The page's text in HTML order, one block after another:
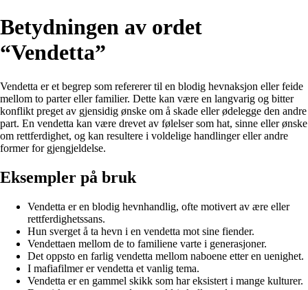
Betydningen av ordet
“Vendetta”
Vendetta er et begrep som refererer til en blodig hevnaksjon eller feide
mellom to parter eller familier. Dette kan være en langvarig og bitter
konflikt preget av gjensidig ønske om å skade eller ødelegge den andre
part. En vendetta kan være drevet av følelser som hat, sinne eller ønske
om rettferdighet, og kan resultere i voldelige handlinger eller andre
former for gjengjeldelse.
Eksempler på bruk
Vendetta er en blodig hevnhandlig, ofte motivert av ære eller
rettferdighetssans.
Hun sverget å ta hevn i en vendetta mot sine fiender.
Vendettaen mellom de to familiene varte i generasjoner.
Det oppsto en farlig vendetta mellom naboene etter en uenighet.
I mafiafilmer er vendetta et vanlig tema.
Vendetta er en gammel skikk som har eksistert i mange kulturer.